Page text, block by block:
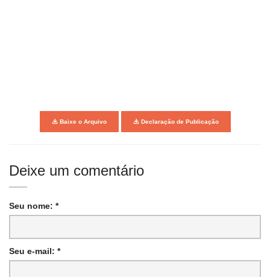
Baixe o Arquivo Declaração de Publicação
Deixe um comentário
Seu nome: *
Seu e-mail: *